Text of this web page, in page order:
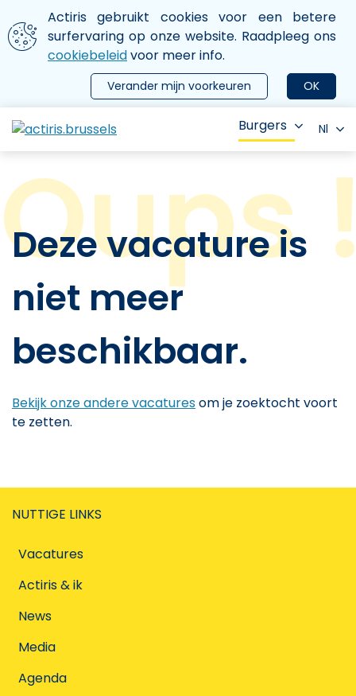
Aller au contenu principal
We gebruiken cookies
Actiris gebruikt cookies voor een betere
surfervaring op onze website. Raadpleeg ons
cookiebeleidvoor meer info.
OK
Verander mijn voorkeuren
le menu
Burgers Nl
Deze vacature is
niet meer
beschikbaar.
Bekijk onze andere vacaturesom je zoektocht voort
te zetten.
NUTTIGE LINKS
Vacatures
Actiris & ik
News
Media
Agenda